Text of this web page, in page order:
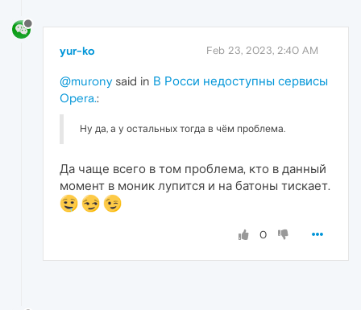
yur-ko Feb 23, 2023, 2:40 AM
@muronysaid in В Росси недоступны сервисы
Opera.:
Ну да, а у остальных тогда в чём проблема.
Да чаще всего в том проблема, кто в данный
момент в моник лупится и на батоны тискает.
0